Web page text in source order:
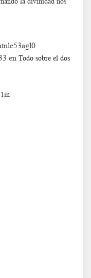
en Todo sobre el dos